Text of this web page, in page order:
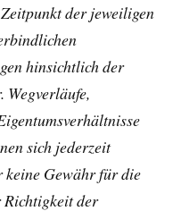
der jeweiligen
hinsichtlich der
Wegverläufe,
sich jederzeit
keine Gewähr für die
der